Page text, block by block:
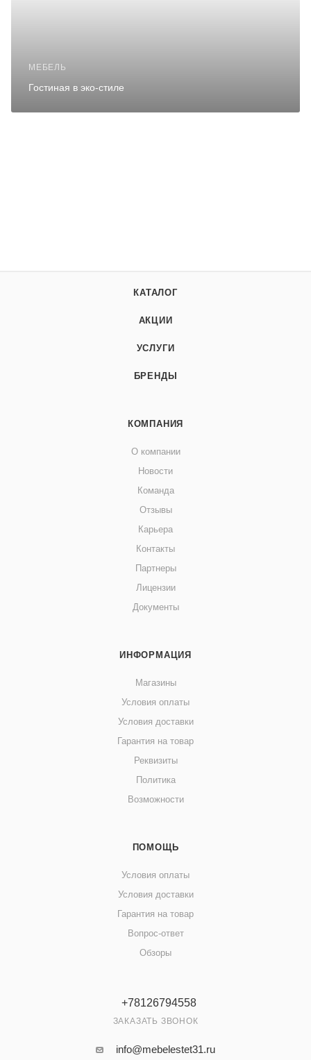
МЕБЕЛЬ
Гостиная в эко-стиле
КАТАЛОГ
АКЦИИ
УСЛУГИ
БРЕНДЫ
КОМПАНИЯ
О компании
Новости
Команда
Отзывы
Карьера
Контакты
Партнеры
Лицензии
Документы
ИНФОРМАЦИЯ
Магазины
Условия оплаты
Условия доставки
Гарантия на товар
Реквизиты
Политика
Возможности
ПОМОЩЬ
Условия оплаты
Условия доставки
Гарантия на товар
Вопрос-ответ
Обзоры
+78126794558
ЗАКАЗАТЬ ЗВОНОК
info@mebelestet31.ru